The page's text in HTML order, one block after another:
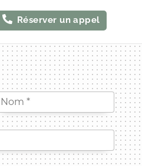
Réserver un appel